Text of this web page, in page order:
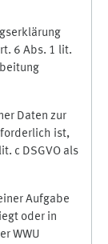
6 Abs. 1 lit.
Daten zur
ist,
c DSGVO als
Aufgabe
oder in
WWU